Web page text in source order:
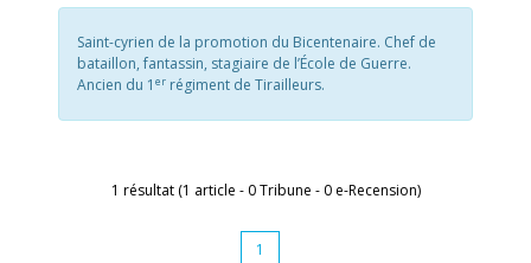
Saint-cyrien de la promotion du Bicentenaire. Chef de
bataillon, fantassin, stagiaire de l’École de Guerre.
Ancien du 1 er régiment de Tirailleurs.
1 résultat (1 article - 0 Tribune - 0 e-Recension)
1